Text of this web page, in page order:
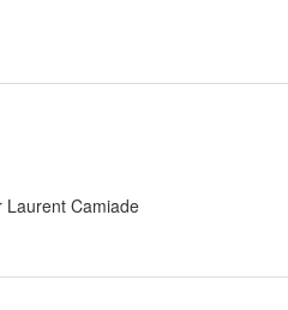
Laurent Camiade